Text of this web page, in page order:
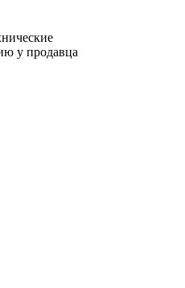
у продавца